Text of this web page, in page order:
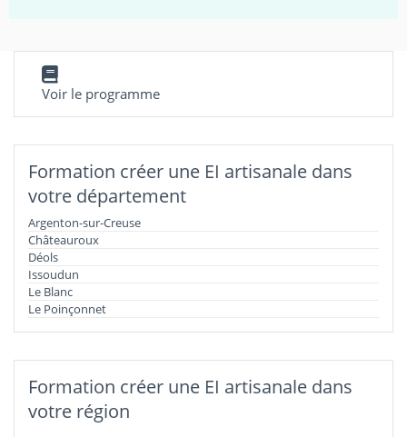
Voir le programme
Formation créer une EI artisanale dans
votre département
Argenton-sur-Creuse
Châteauroux
Déols
Issoudun
Le Blanc
Le Poinçonnet
Formation créer une EI artisanale dans
votre région